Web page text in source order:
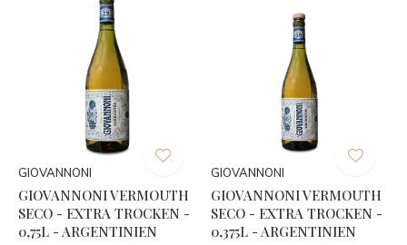
GIOVANNONI
GIOVANNONI VERMOUTH
SECO - EXTRA TROCKEN -
0,75L - ARGENTINIEN
GIOVANNONI
GIOVANNONI VERMOUTH
SECO - EXTRA TROCKEN -
0,375L - ARGENTINIEN